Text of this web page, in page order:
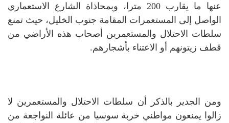
عنها ما يقارب 200 مترا، وبمحاذاة الشارع الاستعماري
الواصل إلى المستعمرات المقامة جنوب الخليل، حيث تمنع
سلطات الاحتلال والمستعمرين أصحاب هذه الأراضي من
قطف زيتونهم أو الاعتناء بأشجارهم.
ومن الجدير بالذكر أن سلطات الاحتلال والمستعمرين لا
زالوا يمنعون مواطني خربة سوسيا من عائلة النواجعة من